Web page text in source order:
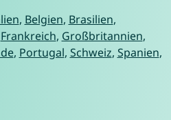
, Belgien, Brasilien,
Frankreich, Großbritannien,
, Portugal, Schweiz, Spanien,